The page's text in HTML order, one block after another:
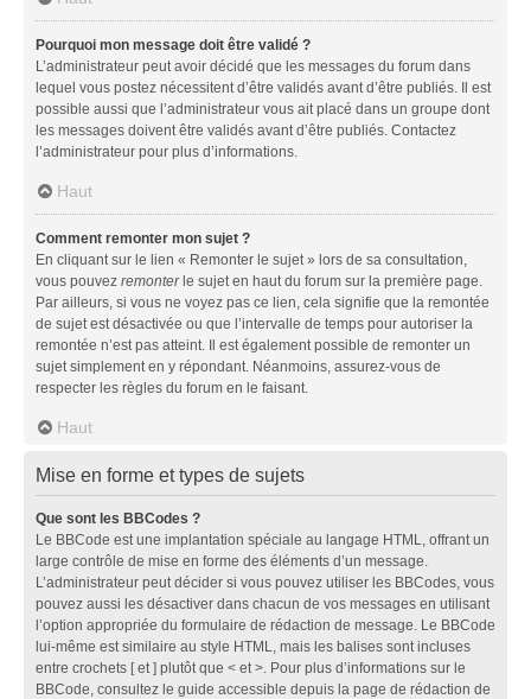
Pourquoi mon message doit être validé ?
L’administrateur peut avoir décidé que les messages du forum dans
lequel vous postez nécessitent d’être validés avant d’être publiés. Il est
possible aussi que l’administrateur vous ait placé dans un groupe dont
les messages doivent être validés avant d’être publiés. Contactez
l’administrateur pour plus d’informations.
Haut
Comment remonter mon sujet ?
En cliquant sur le lien « Remonter le sujet » lors de sa consultation,
vous pouvez remonterle sujet en haut du forum sur la première page.
Par ailleurs, si vous ne voyez pas ce lien, cela signifie que la remontée
de sujet est désactivée ou que l’intervalle de temps pour autoriser la
remontée n’est pas atteint. Il est également possible de remonter un
sujet simplement en y répondant. Néanmoins, assurez-vous de
respecter les règles du forum en le faisant.
Haut
Mise en forme et types de sujets
Que sont les BBCodes ?
Le BBCode est une implantation spéciale au langage HTML, offrant un
large contrôle de mise en forme des éléments d’un message.
L’administrateur peut décider si vous pouvez utiliser les BBCodes, vous
pouvez aussi les désactiver dans chacun de vos messages en utilisant
l’option appropriée du formulaire de rédaction de message. Le BBCode
lui-même est similaire au style HTML, mais les balises sont incluses
entre crochets [ et ] plutôt que < et >. Pour plus d’informations sur le
BBCode, consultez le guide accessible depuis la page de rédaction de